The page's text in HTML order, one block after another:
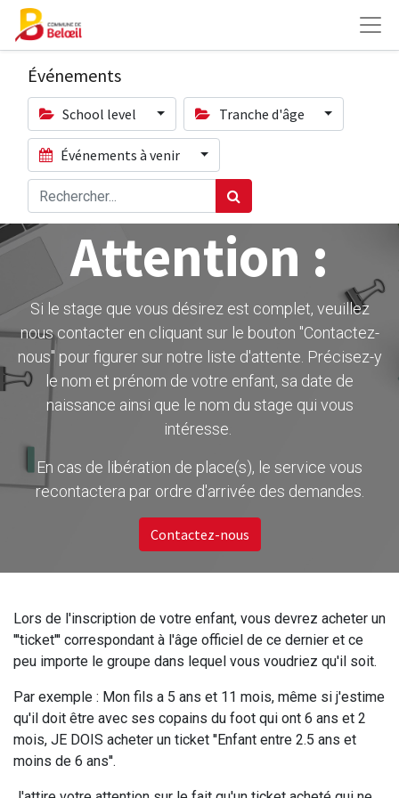
Événements
School level Tranche d'âge
Événements à venir
Attention :
Si le stage que vous désirez est complet, veuillez
nous contacter en cliquant sur le bouton ''Contactez-
nous" pour figurer sur notre liste d'attente. Précisez-y
le nom et prénom de votre enfant, sa date de
naissance ainsi que le nom du stage qui vous
intéresse.
En cas de libération de place(s), le service vous
recontactera par ordre d'arrivée des demandes.
Contactez-nous
Lors de l'inscription de votre enfant, vous devrez acheter un
'''ticket''' correspondant à l'âge officiel de ce dernier et ce
peu importe le groupe dans lequel vous voudriez qu'il soit.
Par exemple : Mon fils a 5 ans et 11 mois, même si j'estime
qu'il doit être avec ses copains du foot qui ont 6 ans et 2
mois, JE DOIS acheter un ticket ''Enfant entre 2.5 ans et
moins de 6 ans''.